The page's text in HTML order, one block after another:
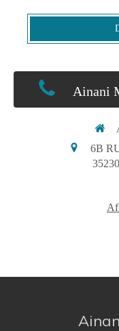
Ainani
6B
35230